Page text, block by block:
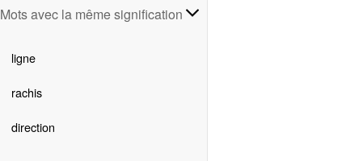
Mots avec la même signification
ligne
rachis
direction